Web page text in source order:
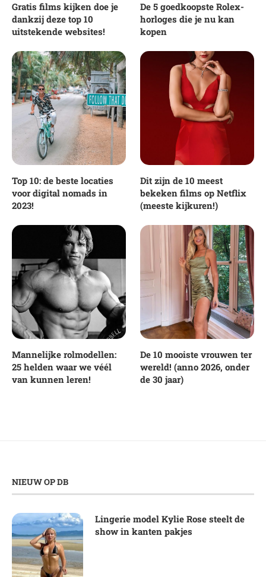
Gratis films kijken doe je
dankzij deze top 10
uitstekende websites!
De 5 goedkoopste Rolex-
horloges die je nu kan
kopen
Top 10: de beste locaties
voor digital nomads in
2023!
Dit zijn de 10 meest
bekeken films op Netflix
(meeste kijkuren!)
Mannelijke rolmodellen:
25 helden waar we véél
van kunnen leren!
De 10 mooiste vrouwen ter
wereld! (anno 2026, onder
de 30 jaar)
NIEUW OP DB
Lingerie model Kylie Rose steelt de
show in kanten pakjes